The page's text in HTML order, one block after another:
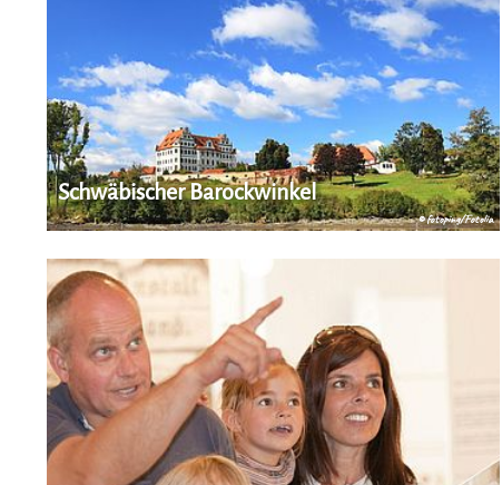
© fotoping/Fotolia
Schwäbischer Barockwinkel